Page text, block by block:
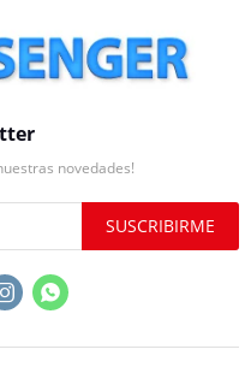
novedades!
SUSCRIBIRME
